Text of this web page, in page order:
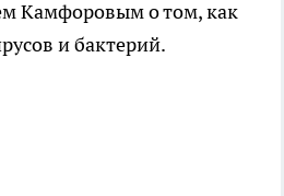
Камфоровым о том, как
и бактерий.